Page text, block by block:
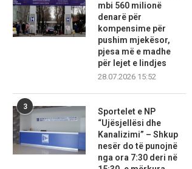
mbi 560 milionë
denarë për
kompensime për
pushim mjekësor,
pjesa më e madhe
për lejet e lindjes
28.07.2026 15:52
3
Sportelet e NP
“Ujësjellësi dhe
Kanalizimi” – Shkup
nesër do të punojnë
nga ora 7:30 deri në